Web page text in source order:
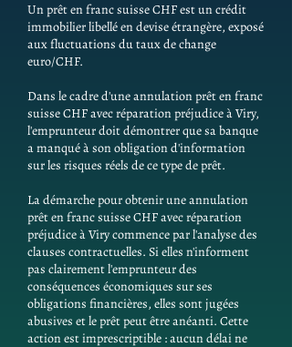
Un prêt en franc suisse CHF est un crédit
immobilier libellé en devise étrangère, exposé
aux fluctuations du taux de change
euro/CHF.
Dans le cadre d'une annulation prêt en franc
suisse CHF avec réparation préjudice à Viry,
l'emprunteur doit démontrer que sa banque
a manqué à son obligation d'information
sur les risques réels de ce type de prêt.
La démarche pour obtenir une annulation
prêt en franc suisse CHF avec réparation
préjudice à Viry commence par l'analyse des
clauses contractuelles. Si elles n'informent
pas clairement l'emprunteur des
conséquences économiques sur ses
obligations financières, elles sont jugées
abusives et le prêt peut être anéanti. Cette
action est imprescriptible : aucun délai ne